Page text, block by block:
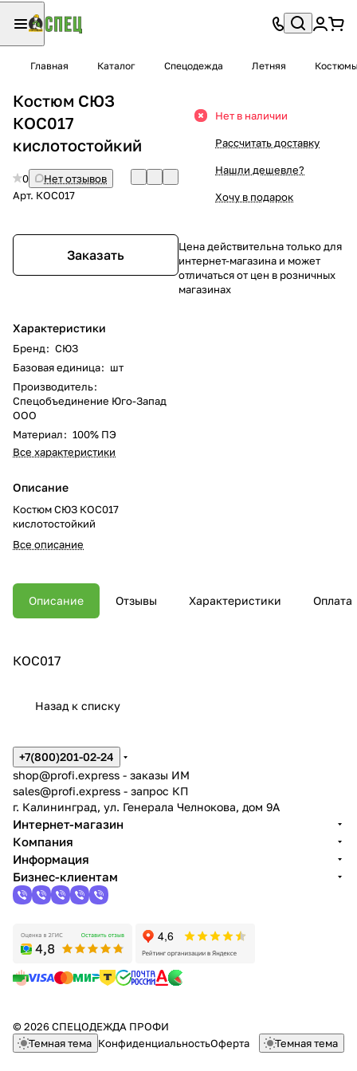
Главная Каталог Спецодежда Летняя
Костюм СЮЗ
КОС017
кислотостойкий
0
Нет отзывов
Арт. КОС017
Заказать
Характеристики
Бренд: СЮЗ
Базовая единица: шт
Производитель:
Спецобъединение Юго-Запад
ООО
Материал: 100% ПЭ
Все характеристики
Описание
Костюм СЮЗ КОС017
кислотостойкий
Все описание
Нет в наличии
Рассчитать доставку
Нашли дешевле?
Хочу в подарок
Цена действительна только для
интернет-магазина и может
отличаться от цен в розничных
магазинах
Описание Отзывы Характеристики Оплата
КОС017
Назад к списку
+7(800)201-02-24
shop@profi.express - заказы ИМ
sales@profi.express - запрос КП
г. Калининград, ул. Генерала Челнокова, дом 9A
Интернет-магазин
Компания
Информация
Бизнес-клиентам
© 2026 СПЕЦОДЕЖДА ПРОФИ
Темная тема КонфиденциальностьОферта Темная тема